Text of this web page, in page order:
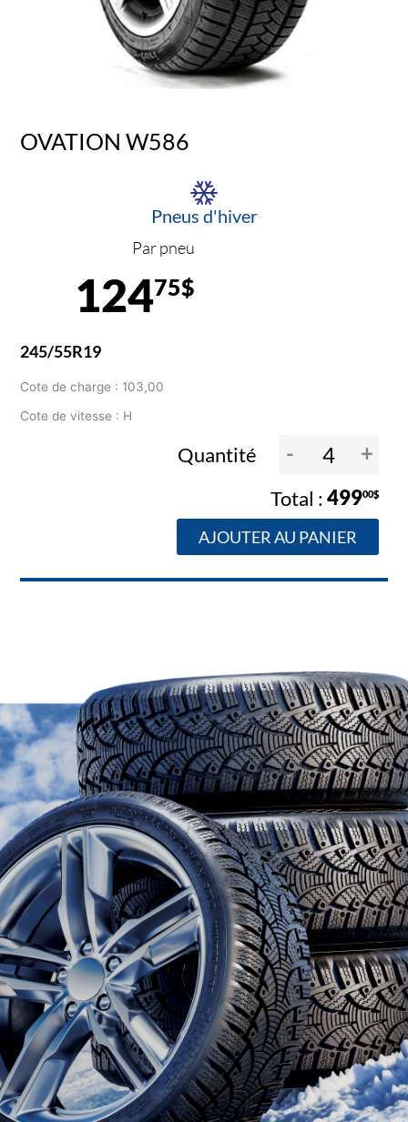
OVATION W586
Pneus d'hiver
Par pneu
12475$
245/55R19
Cote de charge : 103,00
Cote de vitesse : H
Quantité - +
49900$
AJOUTER AU PANIER